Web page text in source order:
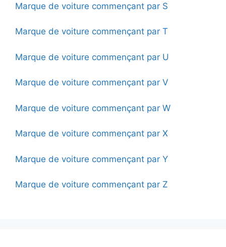
Marque de voiture commençant par S
Marque de voiture commençant par T
Marque de voiture commençant par U
Marque de voiture commençant par V
Marque de voiture commençant par W
Marque de voiture commençant par X
Marque de voiture commençant par Y
Marque de voiture commençant par Z